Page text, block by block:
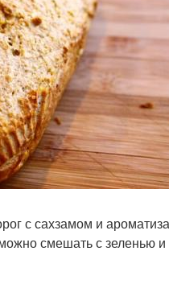
с сахзамом и
смешать с зеленью